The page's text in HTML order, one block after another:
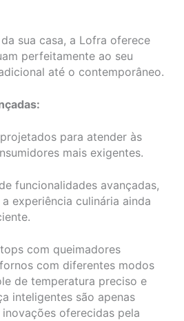
sua casa, a Lofra oferece
perfeitamente ao seu
até o contemporâneo.
para atender às
mais exigentes.
funcionalidades avançadas,
experiência culinária ainda
com queimadores
com diferentes modos
de temperatura preciso e
inteligentes são apenas
oferecidas pela